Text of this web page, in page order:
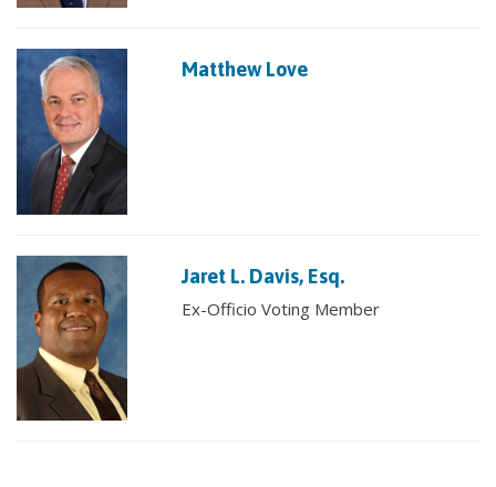
Matthew Love
Jaret L. Davis, Esq.
Ex-Officio Voting Member